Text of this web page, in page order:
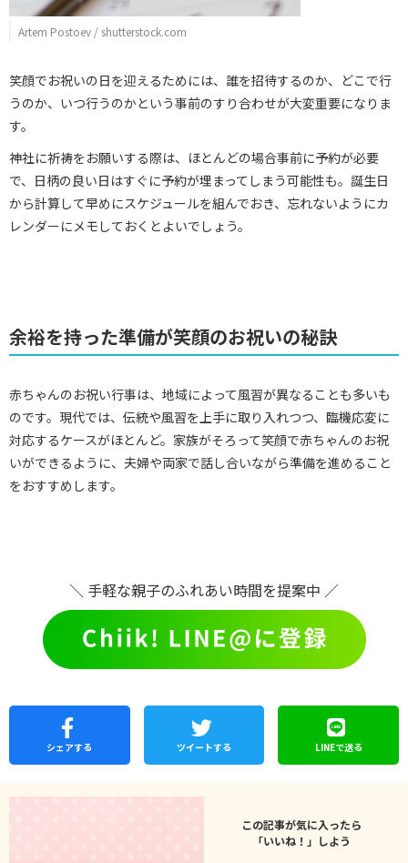
Artem Postoev / shutterstock.com
笑顔でお祝いの日を迎えるためには、誰を招待するのか、どこで行
うのか、いつ行うのかという事前のすり合わせが大変重要になりま
す。
神社に祈祷をお願いする際は、ほとんどの場合事前に予約が必要
で、日柄の良い日はすぐに予約が埋まってしまう可能性も。誕生日
から計算して早めにスケジュールを組んでおき、忘れないようにカ
レンダーにメモしておくとよいでしょう。
余裕を持った準備が笑顔のお祝いの秘訣
赤ちゃんのお祝い行事は、地域によって風習が異なることも多いも
のです。現代では、伝統や風習を上手に取り入れつつ、臨機応変に
対応するケースがほとんど。家族がそろって笑顔で赤ちゃんのお祝
いができるように、夫婦や両家で話し合いながら準備を進めること
をおすすめします。
＼ 手軽な親子のふれあい時間を提案中 ／
シェアする ツイートする LINEで送る
この記事が気に入ったら
「いいね！」しよう